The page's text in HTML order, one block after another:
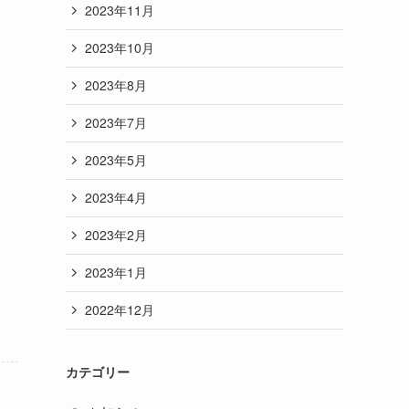
2023年11月
2023年10月
2023年8月
2023年7月
2023年5月
2023年4月
2023年2月
2023年1月
2022年12月
カテゴリー